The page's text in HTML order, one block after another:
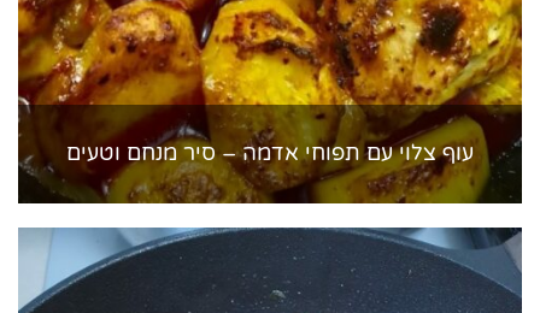
עוף צלוי עם תפוחי אדמה – סיר מנחם וטעים